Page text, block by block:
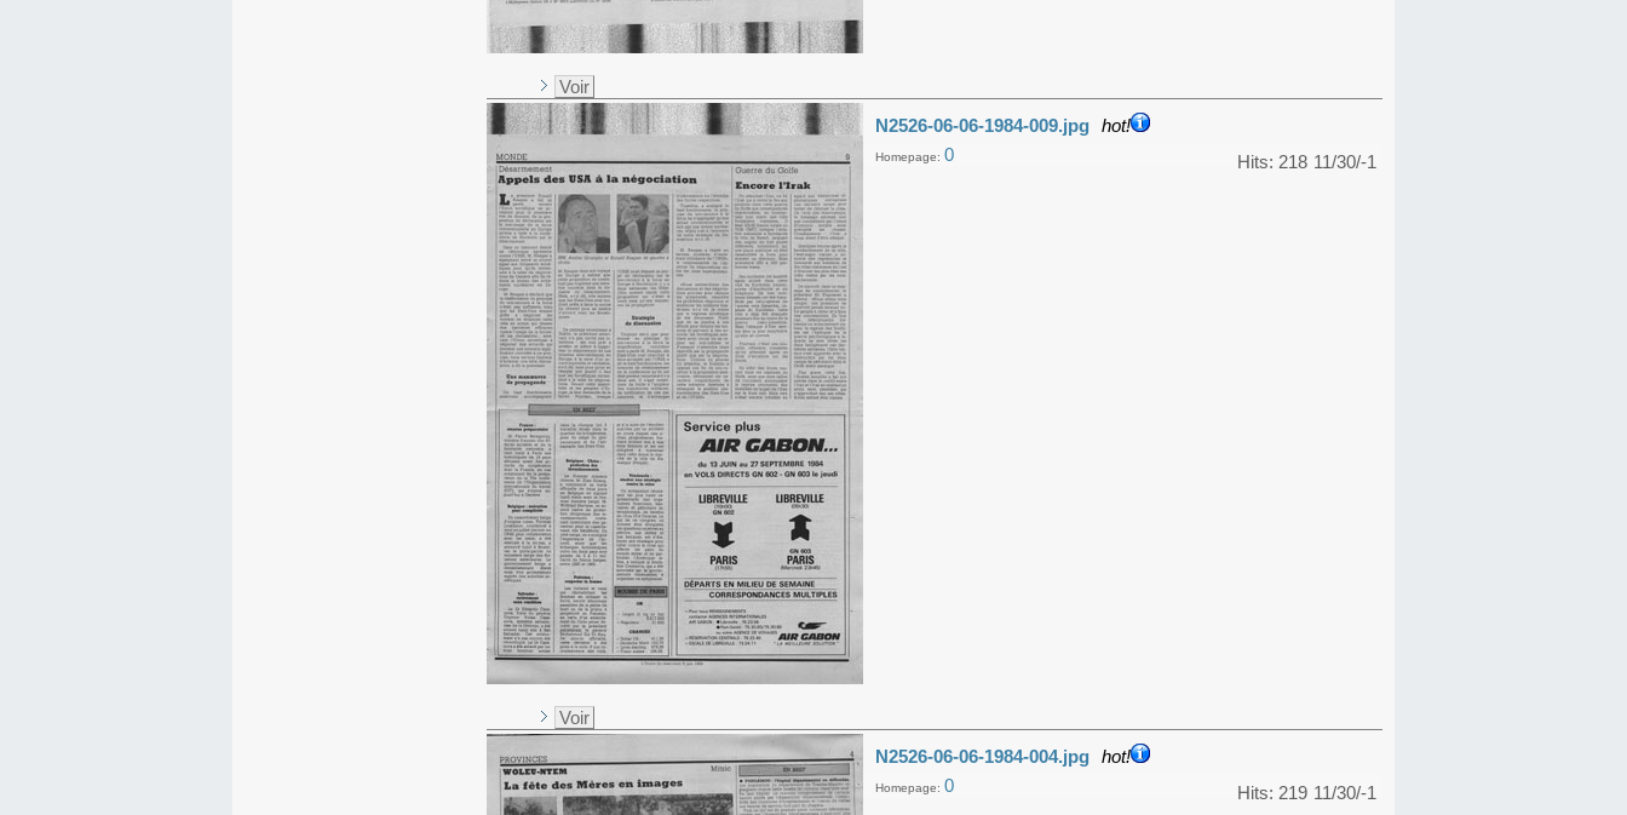
Voir
N2526-06-06-1984-009.jpg hot!
11/30/-1
Hits: 218
Homepage: 0
Voir
N2526-06-06-1984-004.jpg hot!
11/30/-1
Hits: 219
Homepage: 0